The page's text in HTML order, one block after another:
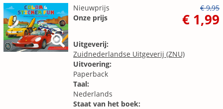
Nieuwprijs
€ 9,95
Onze prijs
€ 1,99
Uitgeverij:
Zuidnederlandse Uitgeverij (ZNU)
Uitvoering:
Paperback
Taal:
Nederlands
Staat van het boek: